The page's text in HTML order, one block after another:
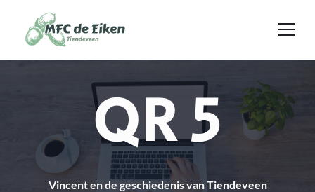
Ga naar de inhoud
QR 5
Vincent en de geschiedenis van Tiendeveen